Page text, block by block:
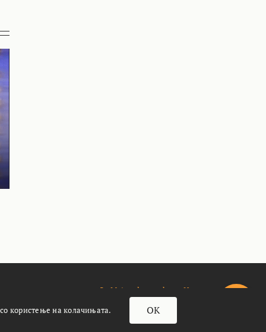
За Meteoalarm.mk
Импресум
користење на колачињата.
OK